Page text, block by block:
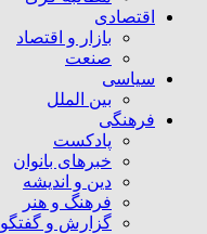
اقتصادی
بازار و اقتصاد
صنعت
سیاسی
بین الملل
فرهنگی
پادکست
خبرهای بانوان
دین و اندیشه
فرهنگ و هنر
گزارش و گفتگو